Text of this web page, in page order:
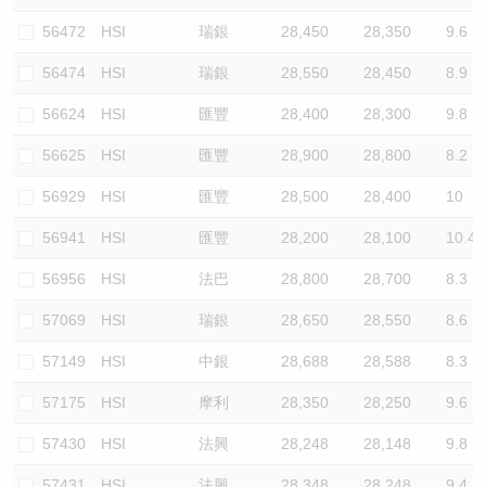
56472 HSI 瑞銀 28,450 28,350 9.6
56474 HSI 瑞銀 28,550 28,450 8.9
56624 HSI 匯豐 28,400 28,300 9.8
56625 HSI 匯豐 28,900 28,800 8.2
56929 HSI 匯豐 28,500 28,400 10
56941 HSI 匯豐 28,200 28,100 10.4
56956 HSI 法巴 28,800 28,700 8.3
57069 HSI 瑞銀 28,650 28,550 8.6
57149 HSI 中銀 28,688 28,588 8.3
57175 HSI 摩利 28,350 28,250 9.6
57430 HSI 法興 28,248 28,148 9.8